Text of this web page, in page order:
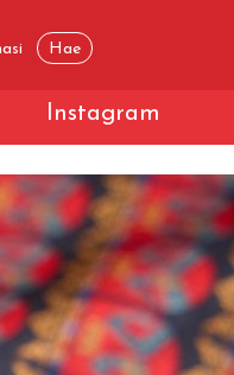
Instagram